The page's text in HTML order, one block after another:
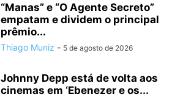
“Manas” e “O Agente Secreto”
empatam e dividem o principal
prêmio...
Thiago Muniz - 5 de agosto de 2026
Johnny Depp está de volta aos
cinemas em ‘Ebenezer e os...